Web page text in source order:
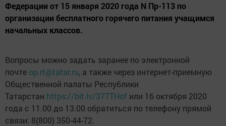
Федерации от 15 января 2020 года N Пp-113 по
организации бесплатного горячего питания учащимся
начальных классов.
Вопросы можно задать заранее по электронной
почте op.rt@tatar.ru, а также через интернет-приемную
Общественной палаты Республики
Татарстан https://bit.lv/377THof или 16 октября 2020
года с 11.00 до 13.00 обратиться по телефону прямой
связи: 8(800) 350-44-72.